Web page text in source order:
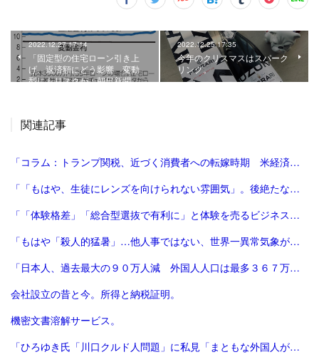
2022.12.27 17:14
「固定型の住宅ローン引き上
げ、返済額にどう影響 変動
型にもリスクが：朝日新聞…
2022.12.25 17:35
今年のクリスマスはスパーク
リング。
関連記事
「コラム：トランプ関税、近づく消費者への転嫁時期 米経済にどう影響 | ロイター」
「「もはや、生徒にレンズを向けられない雰囲気」。後絶たない教員による盗撮、現場に波紋――運動会や修学旅行控え、先生が萎縮するワケ | 鹿児島のニュース | 南日本新聞デジタル」
「「体験格差」「総合型選抜で有利に」と体験を売るビジネスは”不安商法なのでは”という指摘の増加 #エキスパートトピ（杉浦由美子） - エキスパート - Yahoo!ニュース」
「もはや「殺人的猛暑」…他人事ではない、世界一異常気象が発生する国とは？ | ニュースな本 | ダイヤモンド・オンライン」
「日本人、過去最大の９０万人減 外国人人口は最多３６７万人―総務省：時事ドットコム」
会社設立の昔と今。所得と納税証明。
機密文書溶解サービス。
「ひろゆき氏「川口クルド人問題」に私見「まともな外国人が損するので不法就労には厳しくすべき」 - 芸能 : 日刊スポーツ」